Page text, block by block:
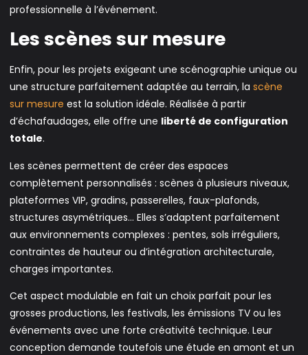
professionnelle à l’événement.
Les scènes sur mesure
Enfin, pour les projets exigeant une scénographie unique ou
une structure parfaitement adaptée au terrain, la scène
sur mesure est la solution idéale. Réalisée à partir
d’échafaudages, elle offre une liberté de configuration
totale.
Les scènes permettent de créer des espaces
complètement personnalisés : scènes à plusieurs niveaux,
plateformes VIP, gradins, passerelles, faux-plafonds,
structures asymétriques… Elles s’adaptent parfaitement
aux environnements complexes : pentes, sols irréguliers,
contraintes de hauteur ou d’intégration architecturale,
charges importantes.
Cet aspect modulable en fait un choix parfait pour les
grosses productions, les festivals, les émissions TV ou les
événements avec une forte créativité technique. Leur
conception demande toutefois une étude en amont et un